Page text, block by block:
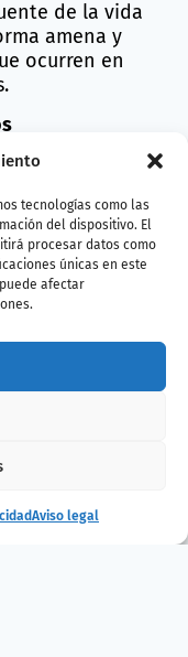
tecnologías como las
del dispositivo. El
procesar datos como
únicas en este
afectar
Aviso legal
de la vida
amena y
ocurren en
el Pase B!)